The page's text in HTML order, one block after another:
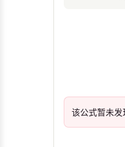
该公式暂未发